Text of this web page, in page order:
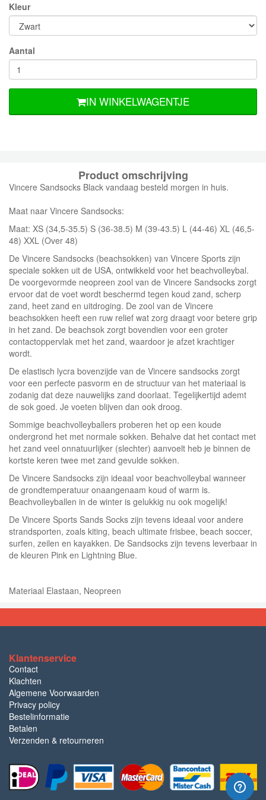
Kleur
Aantal
IN WINKELWAGENTJE
Product omschrijving
Vincere Sandsocks Black vandaag besteld morgen in huis.
Maat naar Vincere Sandsocks:
Maat: XS (34,5-35.5) S (36-38.5) M (39-43.5) L (44-46) XL (46,5-
48) XXL (Over 48)
De Vincere Sandsocks (beachsokken) van Vincere Sports zijn
speciale sokken uit de USA, ontwikkeld voor het beachvolleybal.
De voorgevormde neopreen zool van de Vincere Sandsocks zorgt
ervoor dat de voet wordt beschermd tegen koud zand, scherp
zand, heet zand en uitdroging. De zool van de Vincere
beachsokken heeft een ruw relief wat zorg draagt voor betere grip
in het zand. De beachsok zorgt bovendien voor een groter
contactoppervlak met het zand, waardoor je afzet krachtiger
wordt.
De elastisch lycra bovenzijde van de Vincere sandsocks zorgt
voor een perfecte pasvorm en de structuur van het materiaal is
zodanig dat deze nauwelijks zand doorlaat. Tegelijkertijd ademt
de sok goed. Je voeten blijven dan ook droog.
Sommige beachvolleyballers proberen het op een koude
ondergrond het met normale sokken. Behalve dat het contact met
het zand veel onnatuurlijker (slechter) aanvoelt heb je binnen de
kortste keren twee met zand gevulde sokken.
De Vincere Sandsocks zijn ideaal voor beachvolleybal wanneer
de grondtemperatuur onaangenaam koud of warm is.
Beachvolleyballen in de winter is gelukkig nu ook mogelijk!
De Vincere Sports Sands Socks zijn tevens ideaal voor andere
strandsporten, zoals kiting, beach ultimate frisbee, beach soccer,
surfen, zeilen en kayakken. De Sandsocks zijn tevens leverbaar in
de kleuren Pink en Lightning Blue.
Materiaal Elastaan, Neopreen
Klantenservice
Contact
Klachten
Algemene Voorwaarden
Privacy policy
Bestelinformatie
Betalen
Verzenden & retourneren